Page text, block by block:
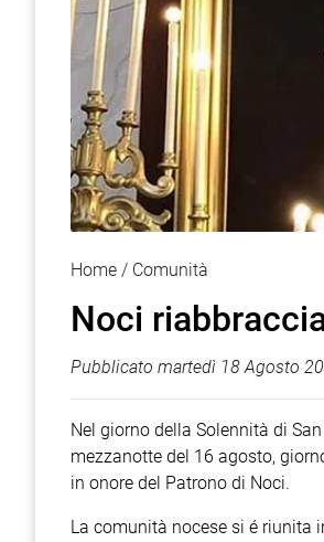
Home Comunità
Noci
Pubblicato martedì 18 Agosto
Nel giorno della Solennità di
mezzanotte del 16 agosto,
in onore del Patrono di Noci.
La comunità nocese si é riunita